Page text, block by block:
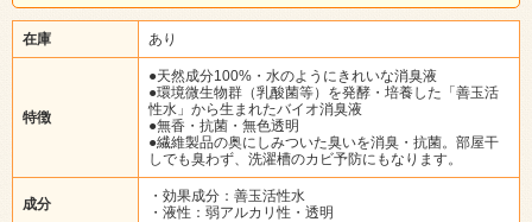
在庫 あり
特徴
●天然成分100%・水のようにきれいな消臭液
●環境微生物群（乳酸菌等）を発酵・培養した「善玉活
性水」から生まれたバイオ消臭液
●無香・抗菌・無色透明
●繊維製品の奥にしみついた臭いを消臭・抗菌。部屋干
しでも臭わず、洗濯槽のカビ予防にもなります。
成分
・効果成分：善玉活性水
・液性：弱アルカリ性・透明